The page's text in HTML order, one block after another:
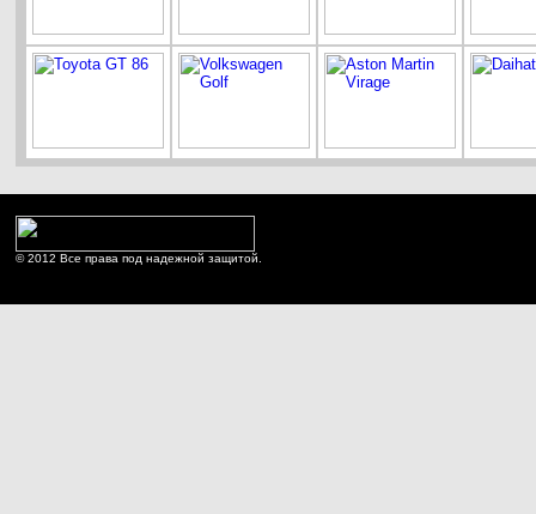
© 2012 Все права под надежной защитой.